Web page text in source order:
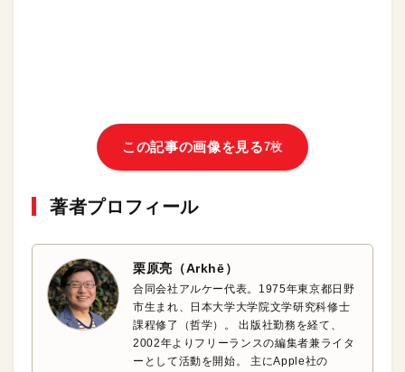
この記事の画像を見る7枚
著者プロフィール
栗原亮（Arkhē）
合同会社アルケー代表。1975年東京都日野
市生まれ、日本大学大学院文学研究科修士
課程修了（哲学）。 出版社勤務を経て、
2002年よりフリーランスの編集者兼ライタ
ーとして活動を開始。 主にApple社の